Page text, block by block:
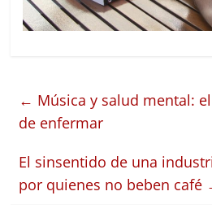
← Música y salud mental:
de enfermar
El sinsentido de una
por quienes no beben café